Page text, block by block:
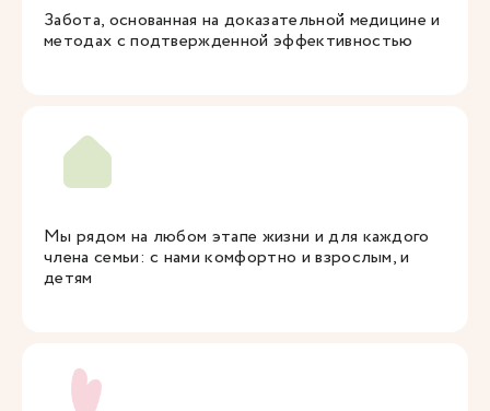
Забота, основанная на доказательной медицине и
методах с подтвержденной эффективностью
Мы рядом на любом этапе жизни и для каждого
члена семьи: с нами комфортно и взрослым, и
детям